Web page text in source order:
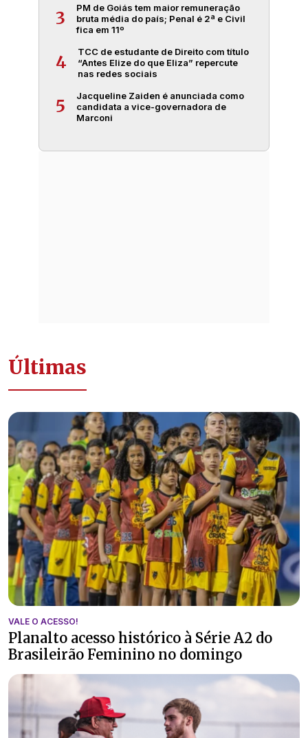
3
PM de Goiás tem maior remuneração
bruta média do país; Penal é 2ª e Civil
fica em 11º
4
TCC de estudante de Direito com título
“Antes Elize do que Eliza” repercute
nas redes sociais
5
Jacqueline Zaiden é anunciada como
candidata a vice-governadora de
Marconi
Últimas
VALE O ACESSO!
Planalto acesso histórico à Série A2 do
Brasileirão Feminino no domingo